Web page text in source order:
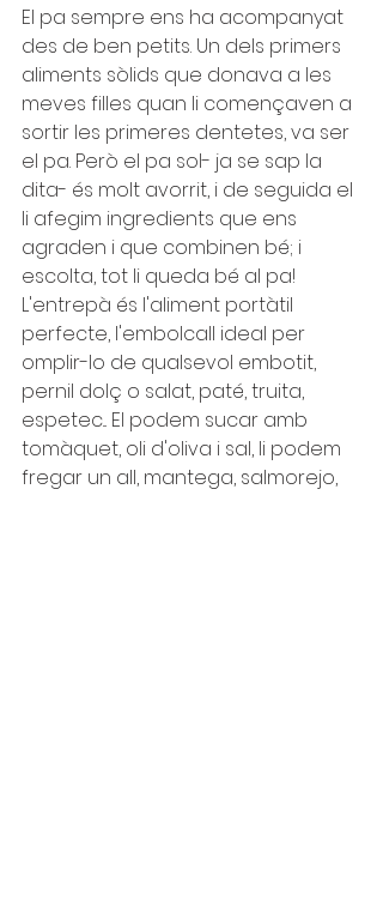
El pa sempre ens ha acompanyat
des de ben petits. Un dels primers
aliments sòlids que donava a les
meves filles quan li començaven a
sortir les primeres dentetes, va ser
el pa. Però el pa sol- ja se sap la
dita- és molt avorrit, i de seguida el
li afegim ingredients que ens
agraden i que combinen bé; i
escolta, tot li queda bé al pa!
L'entrepà és l'aliment portàtil
perfecte, l'embolcall ideal per
omplir-lo de qualsevol embotit,
pernil dolç o salat, paté, truita,
espetec... El podem sucar amb
tomàquet, oli d'oliva i sal, li podem
fregar un all, mantega, salmorejo,